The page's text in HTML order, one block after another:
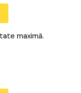
maximă.